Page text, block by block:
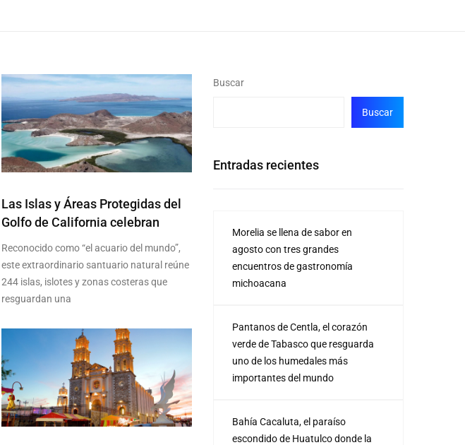
Las Islas y Áreas Protegidas del
Golfo de California celebran
Reconocido como “el acuario del mundo”,
este extraordinario santuario natural reúne
244 islas, islotes y zonas costeras que
resguardan una
Buscar
Buscar
Entradas recientes
Morelia se llena de sabor en
agosto con tres grandes
encuentros de gastronomía
michoacana
Pantanos de Centla, el corazón
verde de Tabasco que resguarda
uno de los humedales más
importantes del mundo
Bahía Cacaluta, el paraíso
escondido de Huatulco donde la